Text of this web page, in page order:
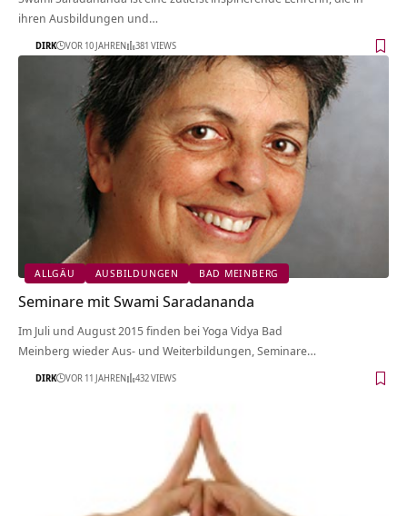
ihren Ausbildungen und…
DIRK VOR 10 JAHREN 381 VIEWS
ALLGÄU AUSBILDUNGEN BAD MEINBERG
Seminare mit Swami Saradananda
Im Juli und August 2015 finden bei Yoga Vidya Bad
Meinberg wieder Aus- und Weiterbildungen, Seminare…
DIRK VOR 11 JAHREN 432 VIEWS